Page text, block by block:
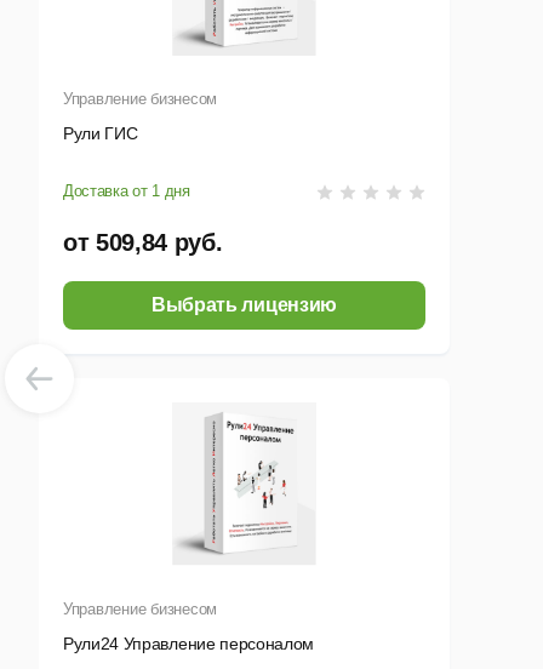
Управление бизнесом
Рули ГИС
Доставка от 1 дня
от 509,84 руб.
Выбрать лицензию
Управление бизнесом
Рули24 Управление персоналом